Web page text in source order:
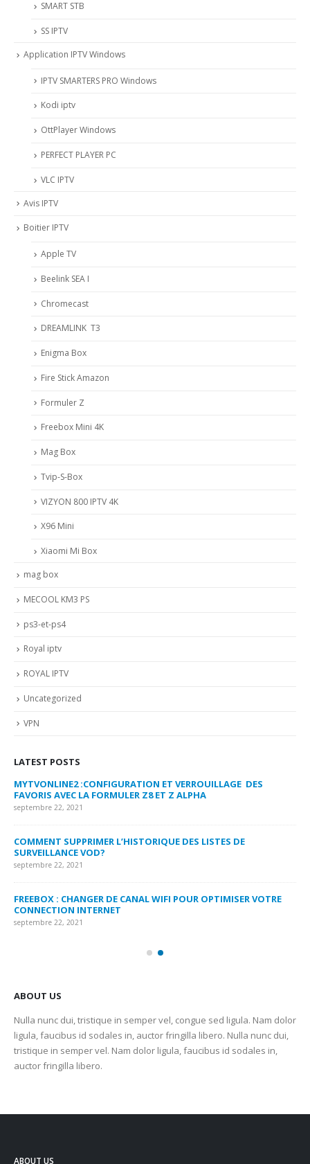
SMART STB
SS IPTV
Application IPTV Windows
IPTV SMARTERS PRO Windows
Kodi iptv
OttPlayer Windows
PERFECT PLAYER PC
VLC IPTV
Avis IPTV
Boitier IPTV
Apple TV
Beelink SEA I
Chromecast
DREAMLINK T3
Enigma Box
Fire Stick Amazon
Formuler Z
Freebox Mini 4K
Mag Box
Tvip-S-Box
VIZYON 800 IPTV 4K
X96 Mini
Xiaomi Mi Box
mag box
MECOOL KM3 PS
ps3-et-ps4
Royal iptv
ROYAL IPTV
Uncategorized
VPN
LATEST POSTS
MYTVONLINE2 :CONFIGURATION ET VERROUILLAGE DES
FAVORIS AVEC LA FORMULER Z8 ET Z ALPHA
septembre 22, 2021
COMMENT SUPPRIMER L’HISTORIQUE DES LISTES DE
SURVEILLANCE VOD?
septembre 22, 2021
FREEBOX : CHANGER DE CANAL WIFI POUR OPTIMISER VOTRE
CONNECTION INTERNET
septembre 22, 2021
ABOUT US
Nulla nunc dui, tristique in semper vel, congue sed ligula. Nam dolor
ligula, faucibus id sodales in, auctor fringilla libero. Nulla nunc dui,
tristique in semper vel. Nam dolor ligula, faucibus id sodales in,
auctor fringilla libero.
ABOUT US